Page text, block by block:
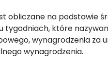
obliczane na podstawie
tygodniach, które
wynagrodzenia za
wynagrodzenia.